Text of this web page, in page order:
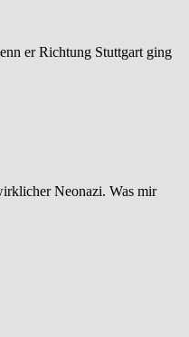
er Richtung Stuttgart ging
Neonazi. Was mir